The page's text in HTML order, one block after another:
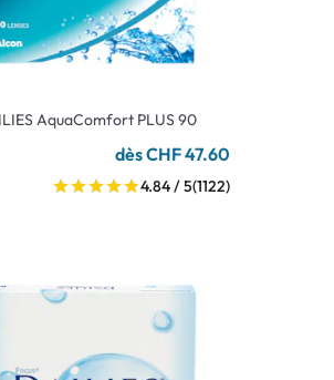
AquaComfort PLUS 90
dès CHF 47.60
4.84 / 5(1122)